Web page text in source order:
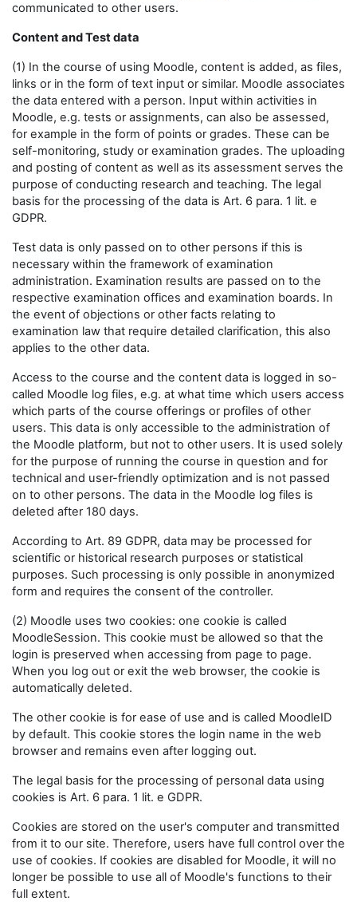
communicated to other users.
Content and Test data
(1) In the course of using Moodle, content is added, as files,
links or in the form of text input or similar. Moodle associates
the data entered with a person. Input within activities in
Moodle, e.g. tests or assignments, can also be assessed,
for example in the form of points or grades. These can be
self-monitoring, study or examination grades. The uploading
and posting of content as well as its assessment serves the
purpose of conducting research and teaching. The legal
basis for the processing of the data is Art. 6 para. 1 lit. e
GDPR.
Test data is only passed on to other persons if this is
necessary within the framework of examination
administration. Examination results are passed on to the
respective examination offices and examination boards. In
the event of objections or other facts relating to
examination law that require detailed clarification, this also
applies to the other data.
Access to the course and the content data is logged in so-
called Moodle log files, e.g. at what time which users access
which parts of the course offerings or profiles of other
users. This data is only accessible to the administration of
the Moodle platform, but not to other users. It is used solely
for the purpose of running the course in question and for
technical and user-friendly optimization and is not passed
on to other persons. The data in the Moodle log files is
deleted after 180 days.
According to Art. 89 GDPR, data may be processed for
scientific or historical research purposes or statistical
purposes. Such processing is only possible in anonymized
form and requires the consent of the controller.
(2) Moodle uses two cookies: one cookie is called
MoodleSession. This cookie must be allowed so that the
login is preserved when accessing from page to page.
When you log out or exit the web browser, the cookie is
automatically deleted.
The other cookie is for ease of use and is called MoodleID
by default. This cookie stores the login name in the web
browser and remains even after logging out.
The legal basis for the processing of personal data using
cookies is Art. 6 para. 1 lit. e GDPR.
Cookies are stored on the user's computer and transmitted
from it to our site. Therefore, users have full control over the
use of cookies. If cookies are disabled for Moodle, it will no
longer be possible to use all of Moodle's functions to their
full extent.